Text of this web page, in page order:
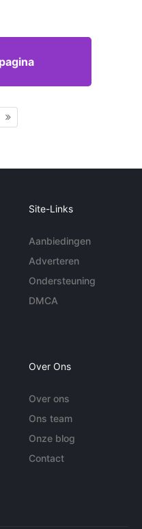
Site-Links
Aanbiedingen
Adverteren
Ondersteuning
DMCA
Over Ons
Over ons
Ons team
Onze blog
Contact